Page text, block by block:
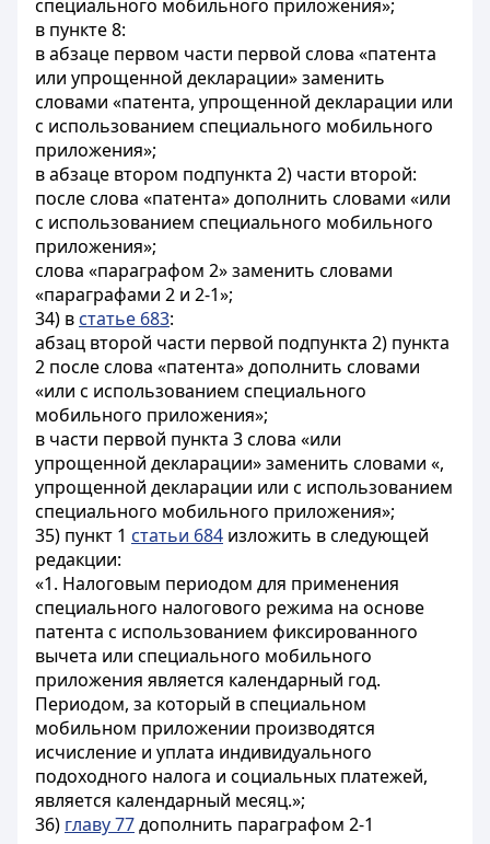
специального мобильного приложения»;
в пункте 8:
в абзаце первом части первой слова «патента
или упрощенной декларации» заменить
словами «патента, упрощенной декларации или
с использованием специального мобильного
приложения»;
в абзаце втором подпункта 2) части второй:
после слова «патента» дополнить словами «или
с использованием специального мобильного
приложения»;
слова «параграфом 2» заменить словами
«параграфами 2 и 2-1»;
34) в статье 683:
абзац второй части первой подпункта 2) пункта
2 после слова «патента» дополнить словами
«или с использованием специального
мобильного приложения»;
в части первой пункта 3 слова «или
упрощенной декларации» заменить словами «,
упрощенной декларации или с использованием
специального мобильного приложения»;
35) пункт 1 статьи 684 изложить в следующей
редакции:
«1. Налоговым периодом для применения
специального налогового режима на основе
патента с использованием фиксированного
вычета или специального мобильного
приложения является календарный год.
Периодом, за который в специальном
мобильном приложении производятся
исчисление и уплата индивидуального
подоходного налога и социальных платежей,
является календарный месяц.»;
36) главу 77дополнить параграфом 2-1